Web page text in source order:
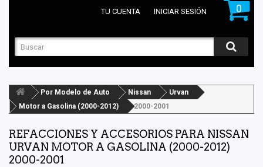
0
TU CUENTA INICIAR SESIÓN
Por Modelo de Auto Nissan
Urvan
Motor a Gasolina (2000-2012)
2000-2001
REFACCIONES Y ACCESORIOS PARA NISSAN
URVAN MOTOR A GASOLINA (2000-2012)
2000-2001